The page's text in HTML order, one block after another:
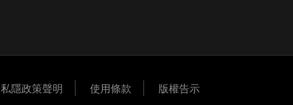
私隱政策聲明 使用條款 版權告示